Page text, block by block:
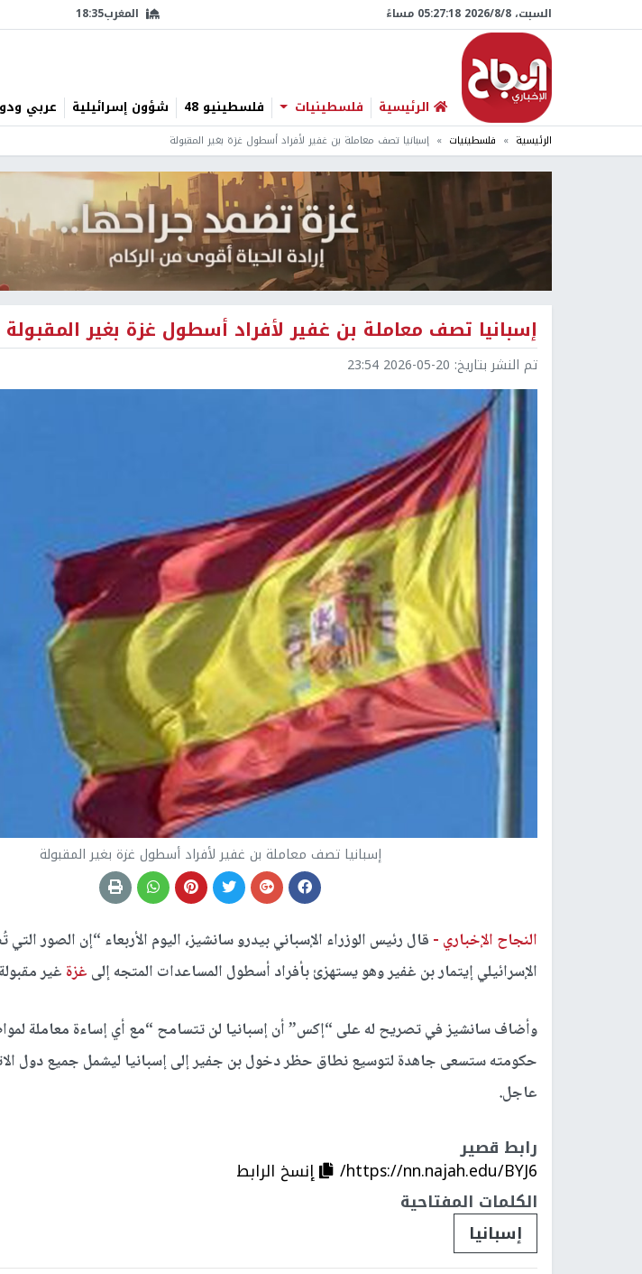
السبت، 8/‏8/‏2026 05:27:19 مساءً المغرب18:35
الرئيسية فلسطينيات فلسطينيو 48 شؤون إسرائيلية عربي
الرئيسية فلسطينيات إسبانيا تصف معاملة بن غفير لأفراد أسطول غزة بغير المقبولة
إسبانيا تصف معاملة بن غفير لأفراد أسطول غزة بغير المقبولة
تم النشر بتاريخ: 2026-05-20 23:54
إسبانيا تصف معاملة بن غفير لأفراد أسطول غزة بغير المقبولة
النجاح الإخباري -قال رئيس الوزراء الإسباني بيدرو سانشيز، اليوم الأربعاء “إن الصور التي
الإسرائيلي إيتمار بن غفير وهو يستهزئ بأفراد أسطول المساعدات المتجه إلى غزةغير
وأضاف سانشيز في تصريح له على “إكس” أن إسبانيا لن تتسامح “مع أي إساءة معاملة
حكومته ستسعى جاهدة لتوسيع نطاق حظر دخول بن جفير إلى إسبانيا ليشمل جميع دول
عاجل.
رابط قصير
https://nn.najah.edu/BYJ6/
إنسخ الرابط
الكلمات المفتاحية
إسبانيا